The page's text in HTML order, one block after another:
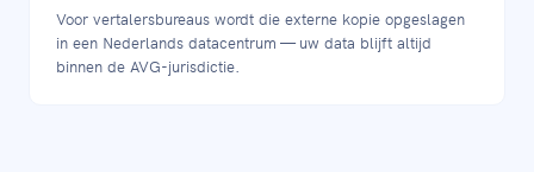
Voor vertalersbureaus wordt die externe kopie opgeslagen
in een Nederlands datacentrum — uw data blijft altijd
binnen de AVG-jurisdictie.